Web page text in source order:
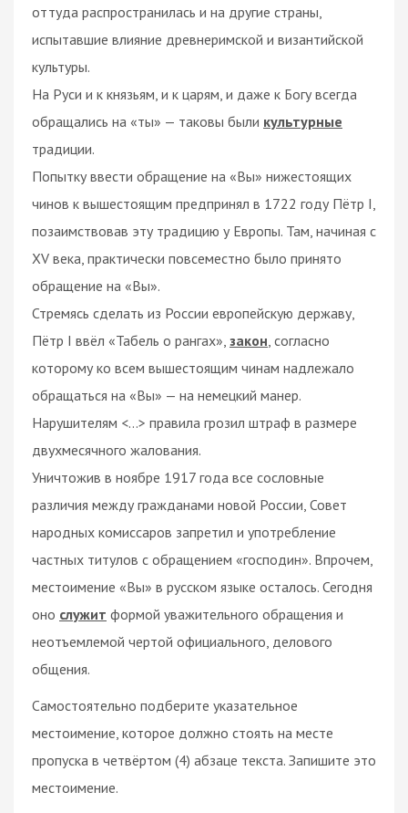
оттуда распространилась и на другие страны,
испытавшие влияние древнеримской и византийской
культуры.
На Руси и к князьям, и к царям, и даже к Богу всегда
обращались на «ты» — таковы были культурные
традиции.
Попытку ввести обращение на «Вы» нижестоящих
чинов к вышестоящим предпринял в 1722 году Пётр I,
позаимствовав эту традицию у Европы. Там, начиная с
XV века, практически повсеместно было принято
обращение на «Вы».
Стремясь сделать из России европейскую державу,
Пётр I ввёл «Табель о рангах», закон , согласно
которому ко всем вышестоящим чинам надлежало
обращаться на «Вы» — на немецкий манер.
Нарушителям <...> правила грозил штраф в размере
двухмесячного жалования.
Уничтожив в ноябре 1917 года все сословные
различия между гражданами новой России, Совет
народных комиссаров запретил и употребление
частных титулов с обращением «господин». Впрочем,
местоимение «Вы» в русском языке осталось. Сегодня
оно служит формой уважительного обращения и
неотъемлемой чертой официального, делового
общения.
Самостоятельно подберите указательное
местоимение, которое должно стоять на месте
пропуска в четвёртом (4) абзаце текста. Запишите это
местоимение.